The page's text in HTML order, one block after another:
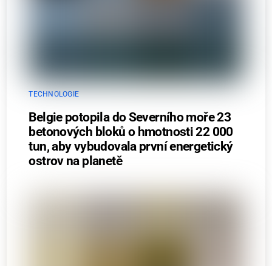
TECHNOLOGIE
Belgie potopila do Severního moře 23
betonových bloků o hmotnosti 22 000
tun, aby vybudovala první energetický
ostrov na planetě